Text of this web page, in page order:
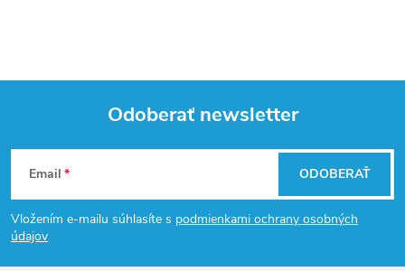
Z
á
p
Odoberať newsletter
Email
Vložením e-mailu súhlasíte s podmienkami ochrany osobných
údajov
ODOBERAŤ